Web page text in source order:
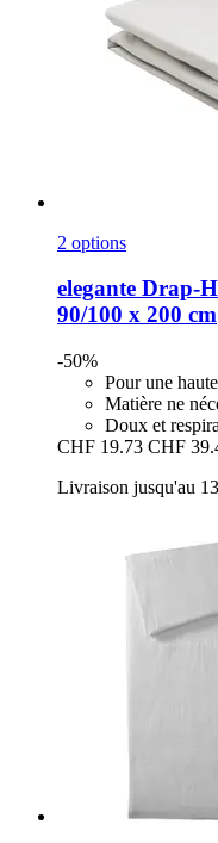
2 options
elegante Drap-​
90/100 x 200 cm
-50%
Pour une
Matière ne
Doux et
CHF 19.73 CHF
Livraison jusqu'au